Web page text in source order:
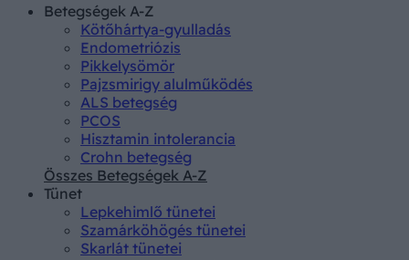
Betegségek A-Z
Kötőhártya-gyulladás
Endometriózis
Pikkelysömör
Pajzsmirigy alulműködés
ALS betegség
PCOS
Hisztamin intolerancia
Crohn betegség
Összes Betegségek A-Z
Tünet
Lepkehimlő tünetei
Szamárköhögés tünetei
Skarlát tünetei